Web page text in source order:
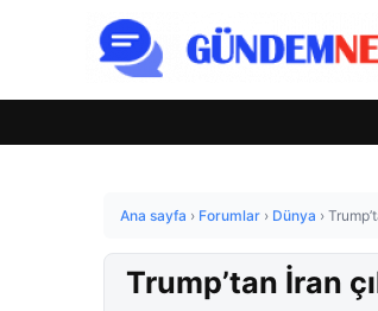
Ana sayfa › Forumlar › Dünya ›
Trump’tan İran